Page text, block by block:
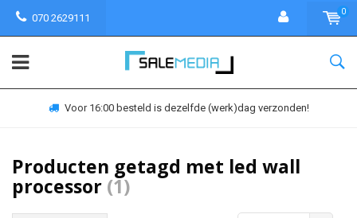
070 2629111
0
Voor 16:00 besteld is dezelfde (werk)dag verzonden!
Producten getagd met led wall
processor (1)